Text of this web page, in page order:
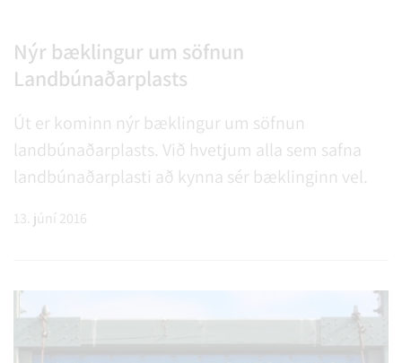
Nýr bæklingur um söfnun
Landbúnaðarplasts
Út er kominn nýr bæklingur um söfnun
landbúnaðarplasts. Við hvetjum alla sem safna
landbúnaðarplasti að kynna sér bæklinginn vel.
13. júní 2016